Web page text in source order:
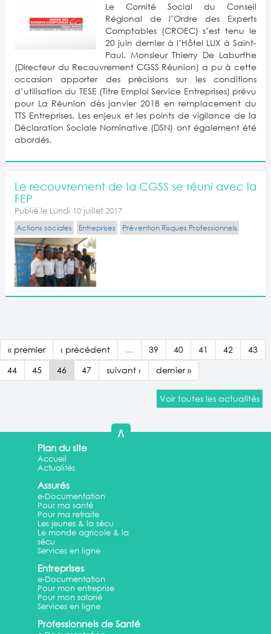
Le Comité Social du Conseil
Régional de l’Ordre des Experts
Comptables (CROEC) s’est tenu le
20 juin dernier à l’Hôtel LUX à Saint-
Paul. Monsieur Thierry De Laburthe
(Directeur du Recouvrement CGSS Réunion) a pu à cette
occasion apporter des précisions sur les conditions
d’utilisation du TESE (Titre Emploi Service Entreprises) prévu
pour La Réunion dès janvier 2018 en remplacement du
TTS Entreprises. Les enjeux et les points de vigilance de la
Déclaration Sociale Nominative (DSN) ont également été
abordés.
Le recouvrement de la CGSS se réuni avec la
FEP
Publié le Lundi 10 juillet 2017
Actions sociales
Entreprises Prévention Risques Professionnels
« premier ‹ précédent … 39 40 41 42
43
44
45 46 47 suivant › dernier »
Voir toutes les actualités
∧
Plan du site
Accueil
Actualités
Assurés
e-Documentation
Pour ma santé
Pour ma retraite
Les jeunes & la sécu
Le monde agricole & la
sécu
Services en ligne
Entreprises
e-Documentation
Pour mon entreprise
Pour mon salarié
Services en ligne
Professionnels de Santé